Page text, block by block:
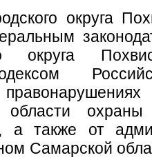
округа
округа
области
а также от
Самарской